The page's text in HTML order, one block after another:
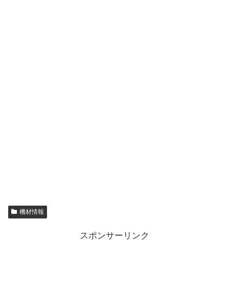
機材情報
スポンサーリンク